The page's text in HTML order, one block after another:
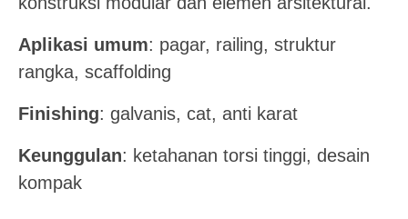
Aplikasi umum: pagar, railing, struktur
rangka, scaffolding
Finishing: galvanis, cat, anti karat
Keunggulan: ketahanan torsi tinggi, desain
kompak